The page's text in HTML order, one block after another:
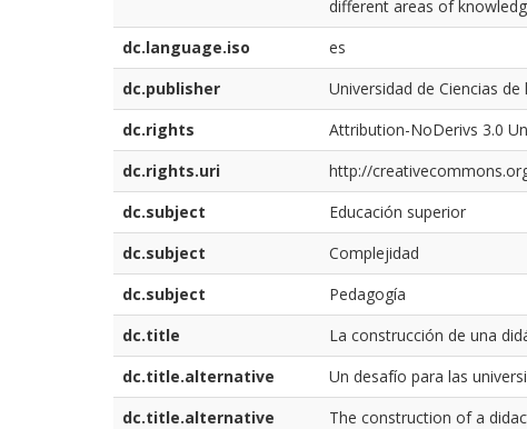
different areas of
dc.language.iso
es
dc.publisher
Universidad de Ciencias
dc.rights
Attribution-NoDerivs 3.0
dc.rights.uri
http://
dc.subject
Educación superior
dc.subject
Complejidad
dc.subject
Pedagogía
dc.title
La construcción de una
dc.title.alternative
Un desafío para las
dc.title.alternative
The construction of a